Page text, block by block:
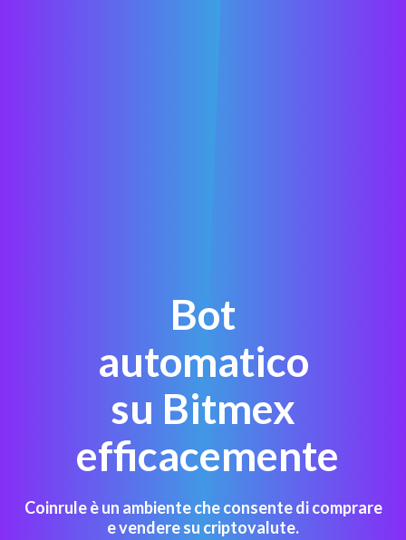
Bot
automatico
su Bitmex
efficacemente
Coinrule è un ambiente che consente di comprare
e vendere su criptovalute.